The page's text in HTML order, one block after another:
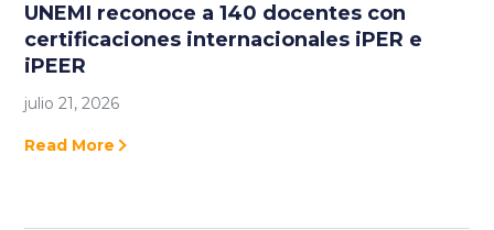
UNEMI reconoce a 140 docentes con
certificaciones internacionales iPER e
iPEER
julio 21, 2026
Read More